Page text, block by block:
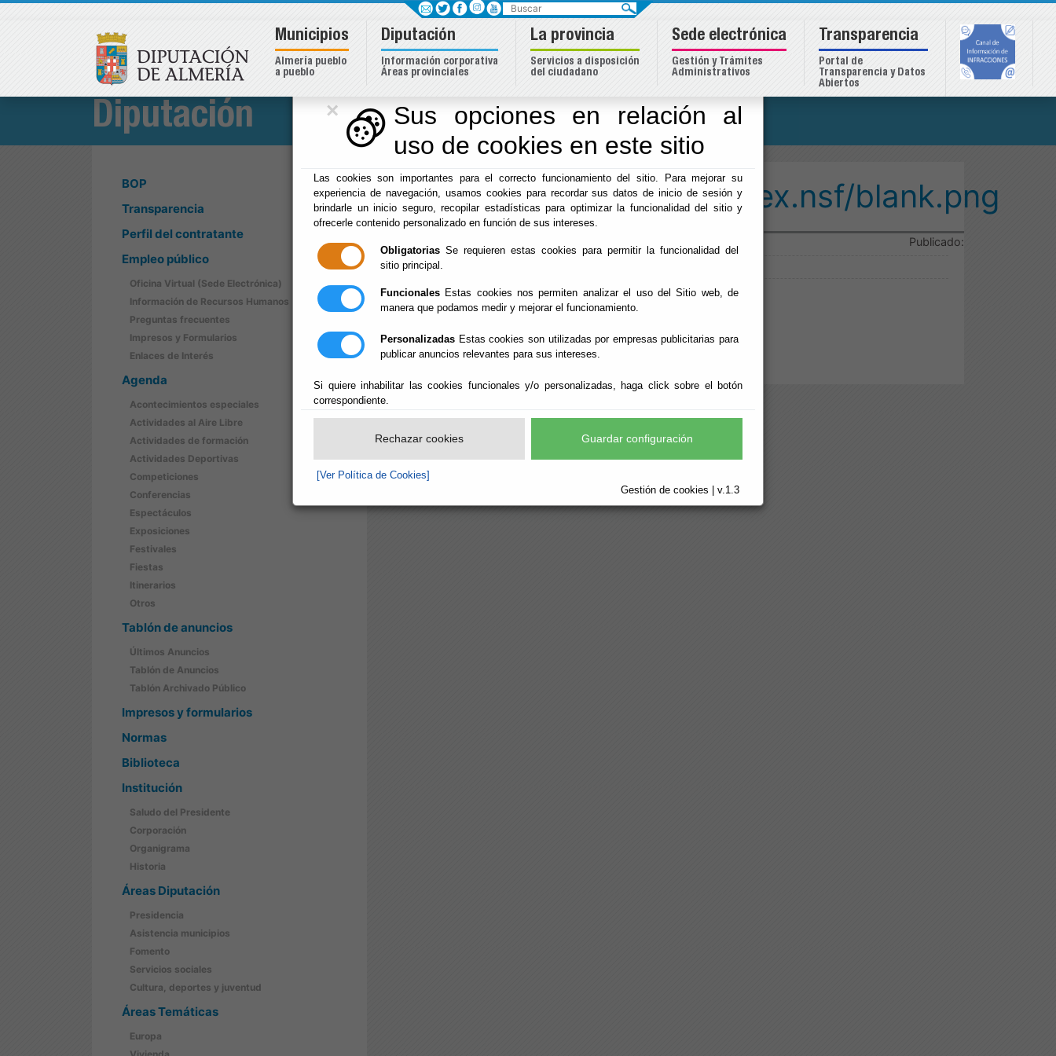
×
Sus opciones en relación al
uso de cookies en este sitio
Las cookies son importantes para el correcto funcionamiento del sitio. Para mejorar su
experiencia de navegación, usamos cookies para recordar sus datos de inicio de sesión y
brindarle un inicio seguro, recopilar estadísticas para optimizar la funcionalidad del sitio y
ofrecerle contenido personalizado en función de sus intereses.
Obligatorias Se requieren estas cookies para permitir la funcionalidad del
sitio principal.
Funcionales Estas cookies nos permiten analizar el uso del Sitio web, de
manera que podamos medir y mejorar el funcionamiento.
Personalizadas Estas cookies son utilizadas por empresas publicitarias para
publicar anuncios relevantes para sus intereses.
Si quiere inhabilitar las cookies funcionales y/o personalizadas, haga click sobre el botón
correspondiente.
Rechazar cookies Guardar configuración
[Ver Política de Cookies]
Gestión de cookies | v.1.3
Diputación
BOP
Transparencia
Perfil del contratante
Empleo público
Oficina Virtual (Sede Electrónica)
Información de Recursos Humanos
Preguntas frecuentes
Impresos y Formularios
Enlaces de Interés
Agenda
Acontecimientos especiales
Actividades al Aire Libre
Actividades de formación
Actividades Deportivas
Competiciones
Conferencias
Espectáculos
Exposiciones
Festivales
Fiestas
Itinerarios
Otros
Tablón de anuncios
Últimos Anuncios
Tablón de Anuncios
Tablón Archivado Público
Impresos y formularios
Normas
Biblioteca
Institución
Saludo del Presidente
Corporación
Organigrama
Historia
Áreas Diputación
Presidencia
Asistencia municipios
Fomento
Servicios sociales
Cultura, deportes y juventud
Áreas Temáticas
Europa
Inicio -Diputación -
/Servicios/cmsdipro/index.nsf/blank.png
- -
Publicado:
[más información]
Buscar
Municipios
Almería pueblo
a pueblo
Diputación
Información corporativa
Áreas provinciales
La provincia
Servicios a disposición
del ciudadano
Sede electrónica
Gestión y Trámites
Administrativos
Transparencia
Portal de
Transparencia y Datos
Abiertos